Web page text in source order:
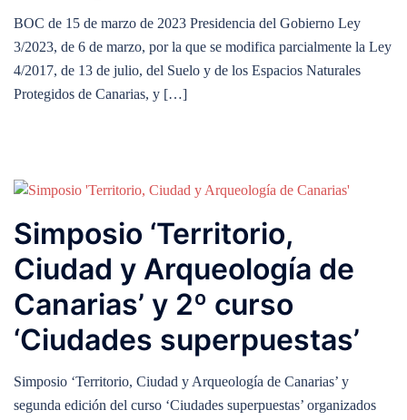
BOC de 15 de marzo de 2023 Presidencia del Gobierno Ley
3/2023, de 6 de marzo, por la que se modifica parcialmente la Ley
4/2017, de 13 de julio, del Suelo y de los Espacios Naturales
Protegidos de Canarias, y […]
Simposio ‘Territorio,
Ciudad y Arqueología de
Canarias’ y 2º curso
‘Ciudades superpuestas’
Simposio ‘Territorio, Ciudad y Arqueología de Canarias’ y
segunda edición del curso ‘Ciudades superpuestas’ organizados